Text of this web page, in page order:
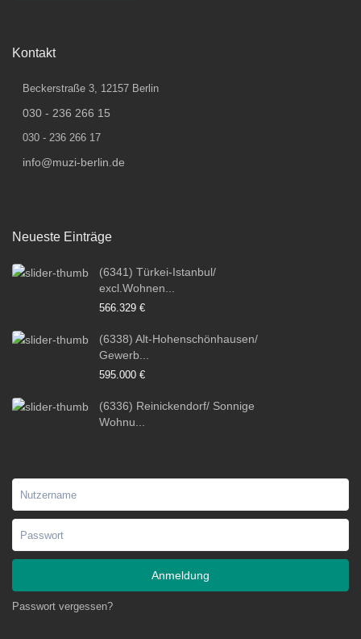
Kontakt
Beckerstraße 3, 12157 Berlin
030 - 236 266 15
030 - 236 266 17
info@muzi-berlin.de
Neueste Einträge
(6341) Türkei-Istanbul/
excl.Wohnen...
566.329 €
(6338) Alt-Hohenschönhausen/
Gewerb...
595.000 €
(6336) Reinickendorf/ Sonnige
Wohnu...
Anmeldung
Passwort vergessen?